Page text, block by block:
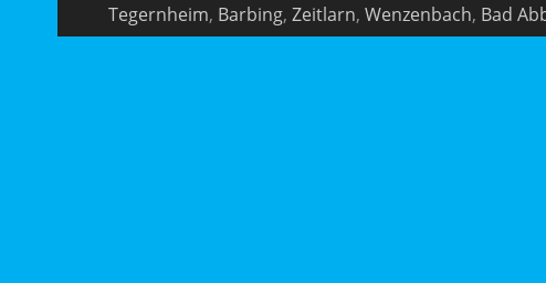
Tegernheim, Barbing, Zeitlarn, Wenzenbach, Bad